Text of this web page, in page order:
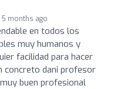
5 months ago
en todos los
muy humanos y
facilidad para hacer
concreto dani profesor
buen profesional